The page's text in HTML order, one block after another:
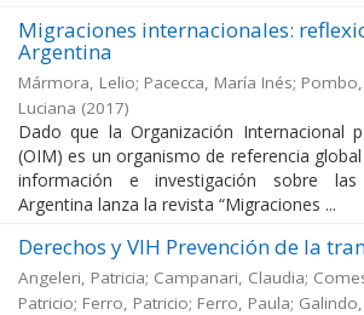
Migraciones internacionales:
Argentina
Mármora, Lelio; Pacecca, María Inés;
Luciana (2017)
Dado que la Organización Internacional
(OIM) es un organismo de referencia
información e investigación sobre las
Argentina lanza la revista “Migraciones ...
Derechos y VIH Prevención de la
Angeleri, Patricia; Campanari, Claudia;
Patricio; Ferro, Patricio; Ferro, Paula;